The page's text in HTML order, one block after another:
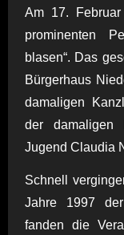
Am 17.
prominenten
blasen“. Das
Bürgerhaus
damaligen
der damaligen
Jugend Claudia
Schnell
Jahre 1997
fanden die